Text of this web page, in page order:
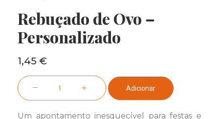
Rebuçado de Ovo –
Personalizado
1,45 €
Quantidade
de
Adicionar
Um apontamento inesquecível para festas e